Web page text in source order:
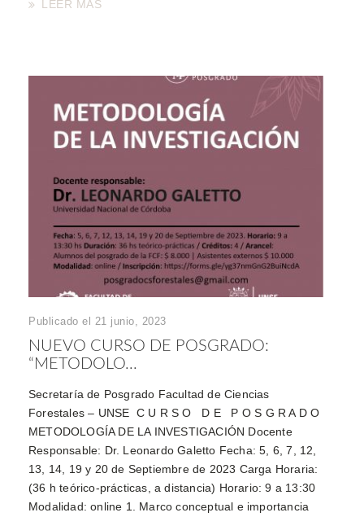
LEER MÁS
Publicado el 21 junio, 2023
NUEVO CURSO DE POSGRADO:
“METODOLO...
Secretaría de Posgrado Facultad de Ciencias
Forestales – UNSE C U R S O D E P O S G R A D O
METODOLOGÍA DE LA INVESTIGACIÓN Docente
Responsable: Dr. Leonardo Galetto Fecha: 5, 6, 7, 12,
13, 14, 19 y 20 de Septiembre de 2023 Carga Horaria:
(36 h teórico-prácticas, a distancia) Horario: 9 a 13:30
Modalidad: online 1. Marco conceptual e importancia